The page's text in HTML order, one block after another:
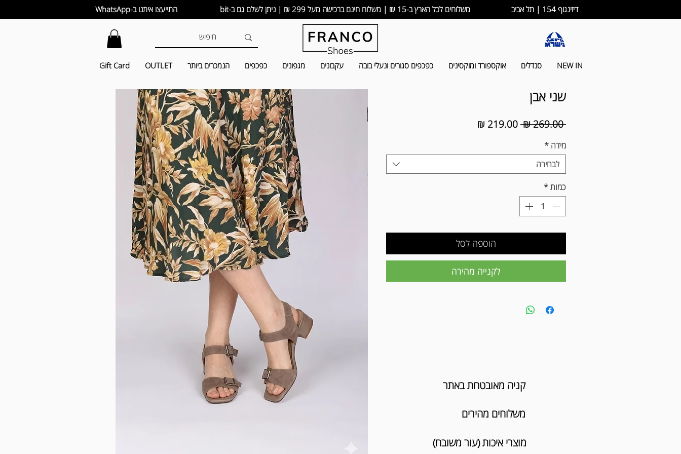
התייעצו איתנו ב-WhatsApp משלוחים לכל הארץ ב-15 ₪ | משלוח חינם ברכישה מעל 299 ₪ | ניתן לשלם גם ב-bit דיזינגוף 154 | תל אביב
NEW IN סנדלים אוקספורד ומוקסינים כפכפים סגורים ונעלי בובה עקבונים מגפונים כפכפים הנמכרים ביותר OUTLET
Gift Card
שני אבן
‏269.00 ‏₪
מחיר
מידה *
לבחירה
כמות*
הוספה לסל
לקנייה מהירה
קניה מאובטחת באתר
משלוחים מהירים
מוצרי איכות (עור משובח)